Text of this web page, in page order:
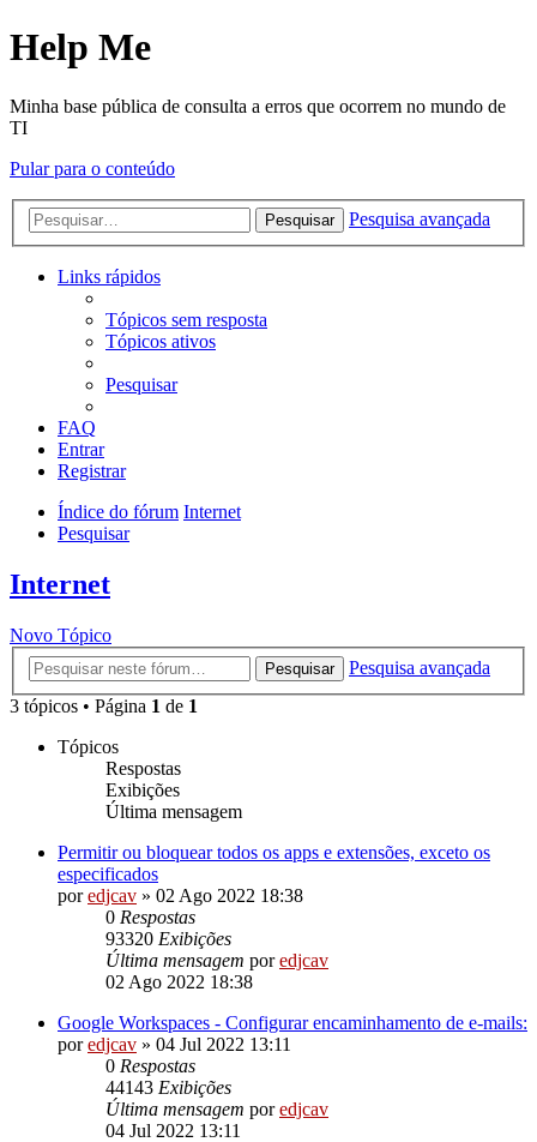
Help Me
Minha base pública de consulta a erros que ocorrem no mundo de
TI
Pular para o conteúdo
Pesquisar Pesquisa avançada
Links rápidos
Tópicos sem resposta
Tópicos ativos
Pesquisar
FAQ
Entrar
Registrar
Índice do fórum Internet
Pesquisar
Internet
Novo Tópico
Pesquisar
Pesquisa avançada
3 tópicos • Página 1 de 1
Tópicos
Respostas
Exibições
Última mensagem
Permitir ou bloquear todos os apps e extensões, exceto os
especificados
poredjcav » 02 Ago 2022 18:38
0 Respostas
93320 Exibições
Última mensagem poredjcav
02 Ago 2022 18:38
Google Workspaces - Configurar encaminhamento de e-mails:
poredjcav » 04 Jul 2022 13:11
0 Respostas
44143 Exibições
Última mensagem poredjcav
04 Jul 2022 13:11